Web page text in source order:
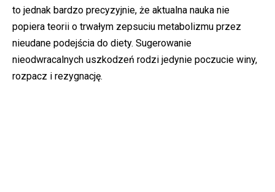
to jednak bardzo precyzyjnie, że aktualna nauka nie
popiera teorii o trwałym zepsuciu metabolizmu przez
nieudane podejścia do diety. Sugerowanie
nieodwracalnych uszkodzeń rodzi jedynie poczucie winy,
rozpacz i rezygnację.